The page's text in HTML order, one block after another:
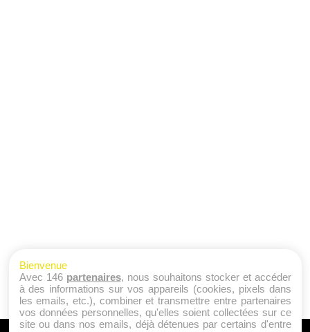
Bienvenue
Avec 146 partenaires, nous souhaitons stocker et accéder
à des informations sur vos appareils (cookies, pixels dans
les emails, etc.), combiner et transmettre entre partenaires
vos données personnelles, qu'elles soient collectées sur ce
site ou dans nos emails, déjà détenues par certains d'entre